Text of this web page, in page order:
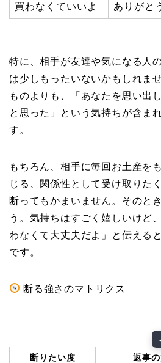
買わなくていいよ ありがと
特に、相手が友達や気になる人
は少しもったいないかもしれま
ものよりも、「あなたを思い出
と思った」という気持ちが含ま
す。
もちろん、相手に毎回お土産を
じる、関係性として受け取りた
断ってもかまいません。そのと
う。気持ちはすごく嬉しいけど
わなくて大丈夫だよ」と伝える
です。
断る強さのマトリクス
断りたい度 返事